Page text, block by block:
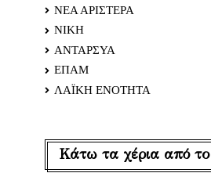
ΝΕΑ ΑΡΙΣΤΕΡΑ
ΝΙΚΗ
ΑΝΤΑΡΣΥΑ
ΕΠΑΜ
ΛΑΪΚΗ ΕΝΟΤΗΤΑ
Κάτω τα χέρια από